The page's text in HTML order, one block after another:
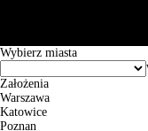
Wybierz miasta
Założenia
Warszawa
Katowice
Poznan